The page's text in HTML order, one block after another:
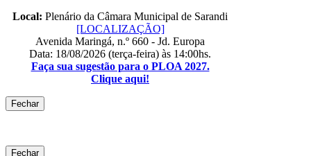
Local: Plenário da Câmara Municipal de Sarandi
[LOCALIZAÇÃO]
Avenida Maringá, n.º 660 - Jd. Europa
Data: 18/08/2026 (terça-feira) às 14:00hs.
Faça sua sugestão para o PLOA 2027.
Clique aqui!
Fechar
Fechar